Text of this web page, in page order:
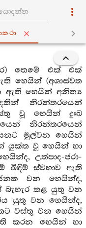
තෙමේ එක් එක්
හෙයින් (අශාස්වත
ඇති හෙයින් අනිත්‍ය
නිරන්තරයෙන්
වූ හෙයින් දුඃඛ
නිරන්තරයෙන්
මුල්වන හෙයින්
යුක්ත වූ හෙයින් හා
උත්පාද-ජරා-
බිඳිම් ස්වභාව ඇති
වන හෙයින්ද,
කළ යුතු වන
යුතු වන හෙයින්ද,
වස්තු වන හෙයින්
කරන හෙයින් හා